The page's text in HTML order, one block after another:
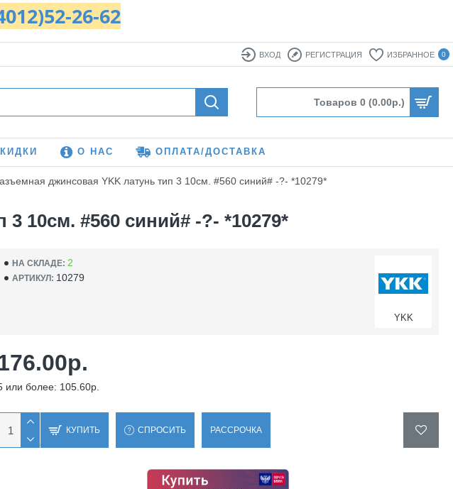
26-62
ВХОД РЕГИСТРАЦИЯ ИЗБРАННОЕ 0
Товаров 0 (0.00р.)
О НАС ОПЛАТА/ДОСТАВКА
джинсовая YKK латунь тип 3 10см. #560 синий# -?- *10279*
10см. #560 синий# -?- *10279*
НА СКЛАДЕ: 2
АРТИКУЛ: 10279
YKK
или более: 105.60р.
КУПИТЬ СПРОСИТЬ РАССРОЧКА